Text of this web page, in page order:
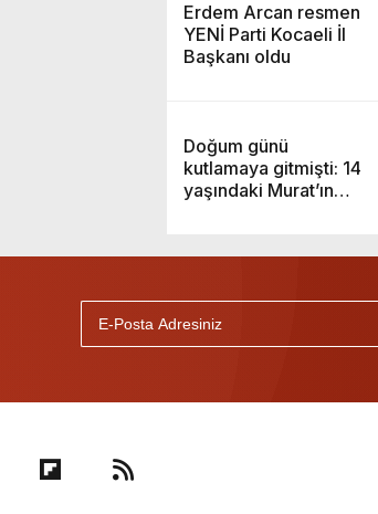
Erdem Arcan resmen
YENİ Parti Kocaeli İl
Başkanı oldu
Doğum günü
kutlamaya gitmişti: 14
yaşındaki Murat’ın